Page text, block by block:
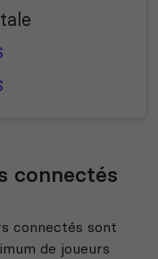
connectés
connectés sont
de joueurs